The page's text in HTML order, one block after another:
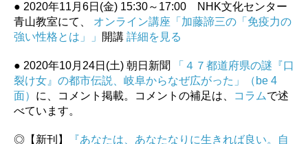
● 2020年11月6日(金) 15:30～17:00 NHK文化センター
青山教室にて、 オンライン講座「加藤諦三の「免疫力の
強い性格とは」」
開講 詳細を見る
● 2020年10月24日(土) 朝日新聞
「４７都道府県の謎『口
裂け女』の都市伝説、岐阜からなぜ広がった」（be 4
面） に、コメント掲載。コメントの補足は、 コラムで述
べています。
◎【新刊】
『あなたは、あなたなりに生きれば良い。自